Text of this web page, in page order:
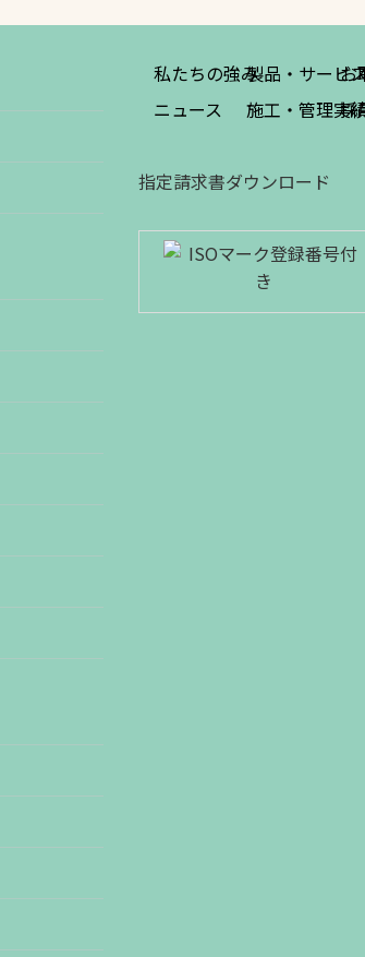
私たちの強み
ニュース
製品・サービ
施工・管理実
お
採
指定請求書ダウンロード